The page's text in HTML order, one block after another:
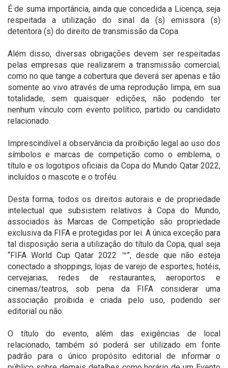
É de suma importância, ainda que concedida a Licença, seja
respeitada a utilização do sinal da (s) emissora (s)
detentora (s) do direito de transmissão da Copa.
Além disso, diversas obrigações devem ser respeitadas
pelas empresas que realizarem a transmissão comercial,
como no que tange a cobertura que deverá ser apenas e tão
somente ao vivo através de uma reprodução limpa, em sua
totalidade, sem quaisquer edições, não podendo ter
nenhum vínculo com evento político, partido ou candidato
relacionado.
Imprescindível a observância da proibição legal ao uso dos
símbolos e marcas de competição como o emblema, o
título e os logotipos oficiais da Copa do Mundo Qatar 2022,
incluídos o mascote e o troféu.
Desta forma, todos os direitos autorais e de propriedade
intelectual que subsistem relativos à Copa do Mundo,
associados às Marcas de Competição são propriedade
exclusiva da FIFA e protegidas por lei. A única exceção para
tal disposição seria a utilização do título da Copa, qual seja
“FIFA World Cup Qatar 2022 ™”, desde que não esteja
conectado a shoppings, lojas de varejo de esportes, hotéis,
cervejarias, redes de restaurantes, aeroportos e
cinemas/teatros, sob pena da FIFA considerar uma
associação proibida e criada pelo uso, podendo ser
editorial ou não.
O título do evento, além das exigências de local
relacionado, também só poderá ser utilizado em fonte
padrão para o único propósito editorial de informar o